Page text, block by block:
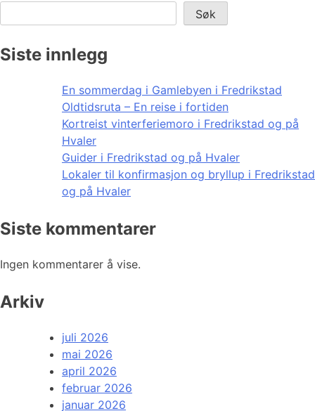
Søk
Siste innlegg
En sommerdag i Gamlebyen i Fredrikstad
Oldtidsruta – En reise i fortiden
Kortreist vinterferiemoro i Fredrikstad og på
Hvaler
Guider i Fredrikstad og på Hvaler
Lokaler til konfirmasjon og bryllup i Fredrikstad
og på Hvaler
Siste kommentarer
Ingen kommentarer å vise.
Arkiv
juli 2026
mai 2026
april 2026
februar 2026
januar 2026